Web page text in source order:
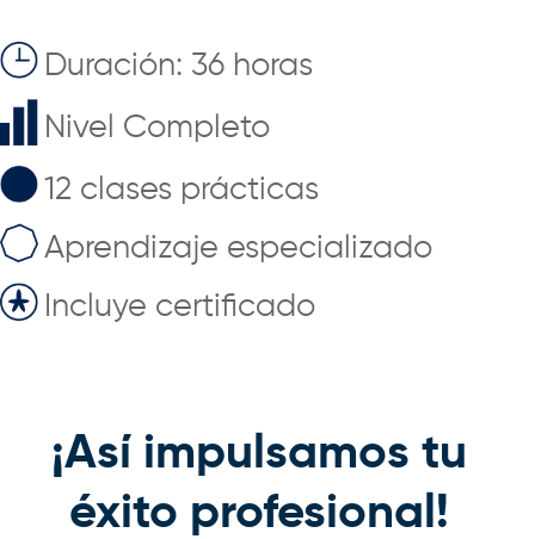
Duración: 36 horas
Nivel Completo
12 clases prácticas
Aprendizaje especializado
Incluye certificado
¡Así impulsamos tu
éxito profesional!